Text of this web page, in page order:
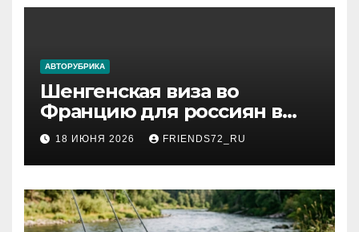
АВТОРУБРИКА
Шенгенская виза во
Францию для россиян в
2026 году: сроки от 3 дней
и список необходимых
документов
18 ИЮНЯ 2026 FRIENDS72_RU